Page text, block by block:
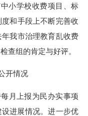
小学校收费项目、标
度和手段上不断完善收
我市治理教育乱收费
查组的肯定与好评。
开情况
月上报为民办实事项
进展情况。进一步优